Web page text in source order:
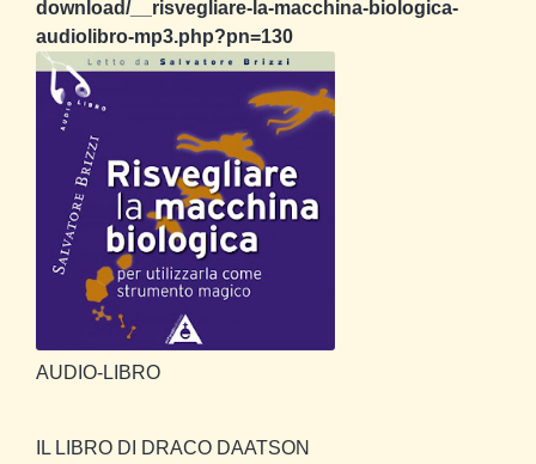
download/__risvegliare-la-macchina-biologica-
audiolibro-mp3.php?pn=130
AUDIO-LIBRO
IL LIBRO DI DRACO DAATSON